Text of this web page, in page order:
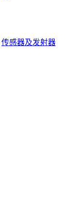
传感器及发射器